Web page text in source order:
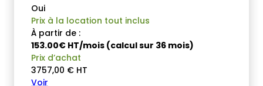
Oui
Prix à la location tout inclus
À partir de :
153.00€ HT/mois (calcul sur 36 mois)
Prix d’achat
3757,00 € HT
Voir